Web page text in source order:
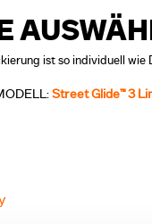
ist so individuell wie
Street Glide™ 3